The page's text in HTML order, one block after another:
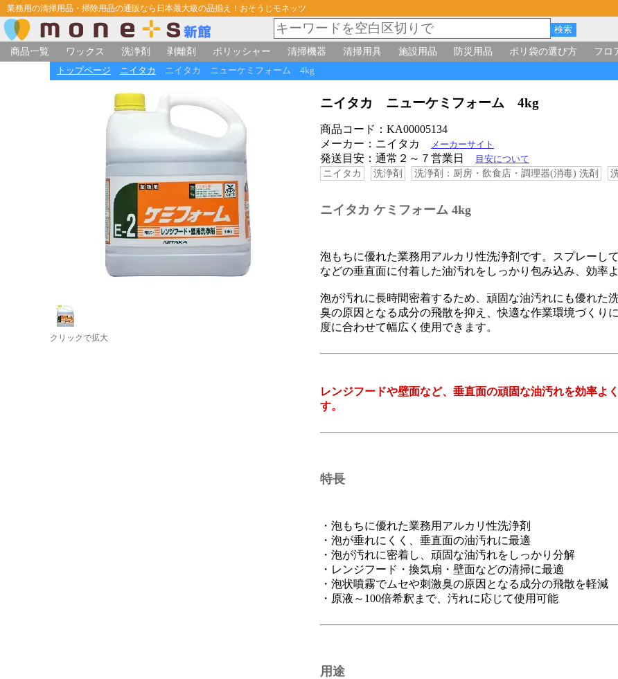
業務用の清掃用品・掃除用品の通販なら日本最大級の品揃え！おそうじモネッツ
商品一覧
ワックス 洗浄剤 剥離剤 ポリッシャー 清掃機器 清掃用具 施設用品 防災用品 ポリ袋の選び方 フロ
トップページ ニイタカ ニイタカ ニューケミフォーム 4kg
クリックで拡大
ニイタカ ニューケミフォーム 4kg
商品コード：KA00005134
メーカー：ニイタカ
メーカーサイト
発送目安：通常２～７営業日 目安について
ニイタカ 洗浄剤 洗浄剤：厨房・飲食店・調理器(消毒) 洗剤
ニイタカ ケミフォーム 4kg
泡もちに優れた業務用アルカリ性洗浄剤です。スプレーし
などの垂直面に付着した油汚れをしっかり包み込み、効率
泡が汚れに長時間密着するため、頑固な油汚れにも優れた
臭の原因となる成分の飛散を抑え、快適な作業環境づくり
度に合わせて幅広く使用できます。
レンジフードや壁面など、垂直面の頑固な油汚れを効率よ
す。
特長
・泡もちに優れた業務用アルカリ性洗浄剤
・泡が垂れにくく、垂直面の油汚れに最適
・泡が汚れに密着し、頑固な油汚れをしっかり分解
・レンジフード・換気扇・壁面などの清掃に最適
・泡状噴霧でムセや刺激臭の原因となる成分の飛散を軽減
・原液～100倍希釈まで、汚れに応じて使用可能
用途